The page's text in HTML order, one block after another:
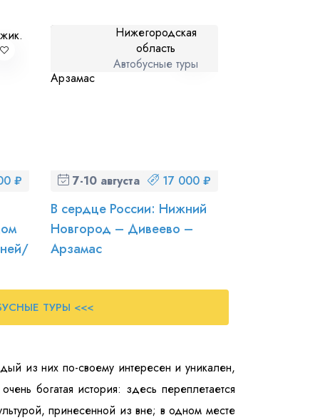
₽
Нижегородская
область
Автобусные туры
7-10 августа (пт-пн)17 000 ₽
В сердце России: Нижний
Новгород – Дивеево –
Арзамас
ТУРЫ <<<
из них по-своему интересен и уникален,
богатая история: здесь переплетается
принесенной из вне; в одном месте